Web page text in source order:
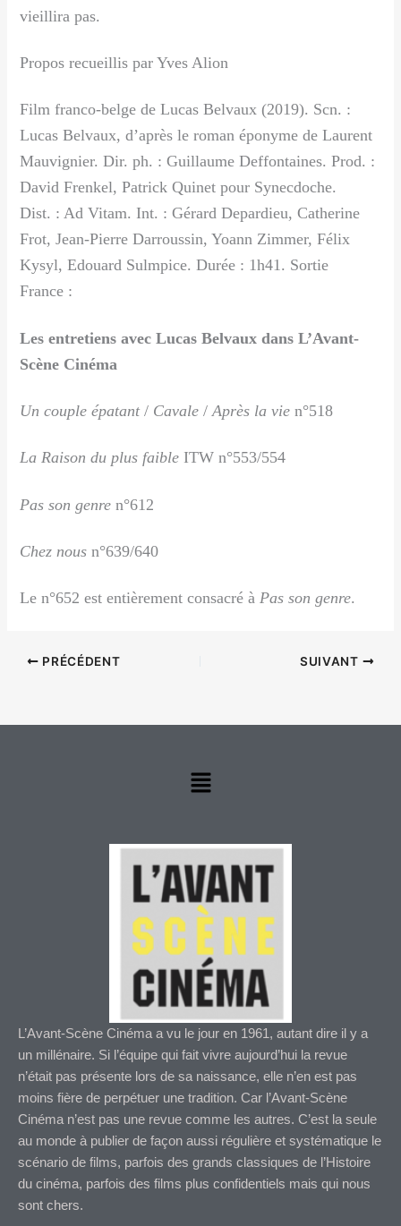
vieillira pas.
Propos recueillis par Yves Alion
Film franco-belge de Lucas Belvaux (2019). Scn. :
Lucas Belvaux, d’après le roman éponyme de Laurent
Mauvignier. Dir. ph. : Guillaume Deffontaines. Prod. :
David Frenkel, Patrick Quinet pour Synecdoche.
Dist. : Ad Vitam. Int. : Gérard Depardieu, Catherine
Frot, Jean-Pierre Darroussin, Yoann Zimmer, Félix
Kysyl, Edouard Sulmpice. Durée : 1h41. Sortie
France :
Les entretiens avec Lucas Belvaux dans L’Avant-
Scène Cinéma
Un couple épatant/ Cavale /Après la vie n°518
La Raison du plus faible ITW n°553/554
Pas son genre n°612
Chez nous n°639/640
Le n°652 est entièrement consacré àPas son genre.
PRÉCÉDENT SUIVANT
Menu
L’Avant-Scène Cinéma a vu le jour en 1961, autant dire il y a
un millénaire. Si l’équipe qui fait vivre aujourd’hui la revue
n’était pas présente lors de sa naissance, elle n’en est pas
moins fière de perpétuer une tradition. Car l’Avant-Scène
Cinéma n’est pas une revue comme les autres. C’est la seule
au monde à publier de façon aussi régulière et systématique le
scénario de films, parfois des grands classiques de l’Histoire
du cinéma, parfois des films plus confidentiels mais qui nous
sont chers.